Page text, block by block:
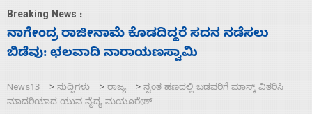
Breaking News :
ಸಚಿವ ಸಂಪುಟ ವಿಸ್ತರಣೆ ಮಾಡಿದ್ದು ಹಣಬಲ ಮತ್ತು
ಹೈಕಮಾಂಡ್ ರಾಜಕಾರಣಕ್ಕೆ: ವಿಜಯೇಂದ್ರ
News13 > ಸುದ್ದಿಗಳು > ರಾಜ್ಯ > ಸ್ವಂತ ಹಣದಲ್ಲಿ ಬಡವರಿಗೆ ಮಾಸ್ಕ್ ವಿತರಿಸಿ
ಮಾದರಿಯಾದ ಯುವ ವೈದ್ಯ ಮಯೂರೇಶ್